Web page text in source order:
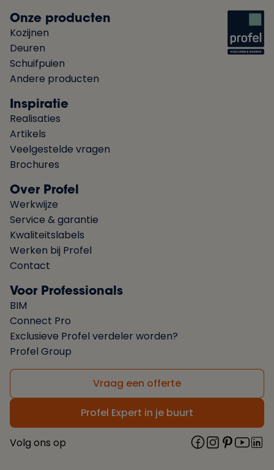
Onze producten
Kozijnen
Deuren
Schuifpuien
Andere producten
Inspiratie
Realisaties
Artikels
Veelgestelde vragen
Brochures
Over Profel
Werkwijze
Service & garantie
Kwaliteitslabels
Werken bij Profel
Contact
Voor Professionals
BIM
Connect Pro
Exclusieve Profel verdeler worden?
Profel Group
Vraag een offerte
Profel Expert in je buurt
Volg ons op